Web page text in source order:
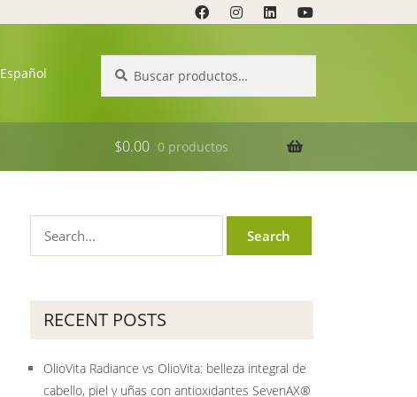
Español
por:
$0.00 0 productos
RECENT POSTS
OlioVita Radiance vs OlioVita: belleza integral de
cabello, piel y uñas con antioxidantes SevenAX®